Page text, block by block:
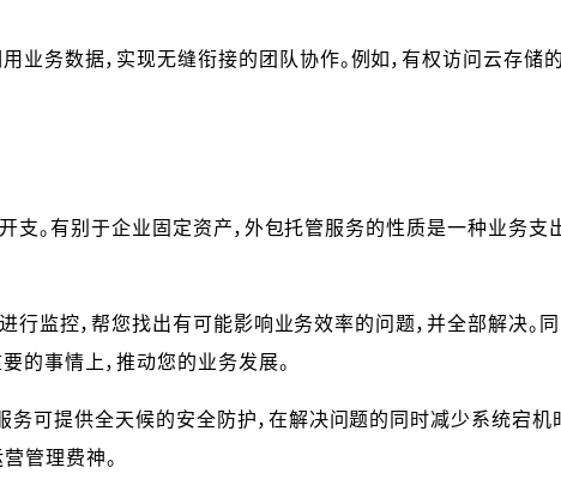
业务数据，实现无缝衔接的团队协作。例如，有权访问云存
支。有别于企业固定资产，外包托管服务的性质是一种业务支
监控，帮您找出有可能影响业务效率的问题，并全部解决。
的事情上，推动您的业务发展。
务可提供全天候的安全防护，在解决问题的同时减少系统宕
管理费神。